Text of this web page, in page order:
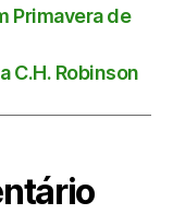
Primavera de
C.H. Robinson